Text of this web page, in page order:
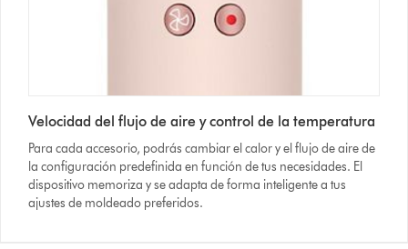
Velocidad del flujo de aire y control de la temperatura
Para cada accesorio, podrás cambiar el calor y el flujo de aire de
la configuración predefinida en función de tus necesidades. El
dispositivo memoriza y se adapta de forma inteligente a tus
ajustes de moldeado preferidos.